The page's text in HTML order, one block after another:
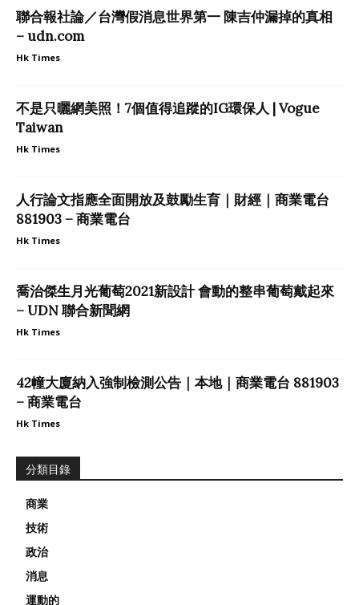
聯合報社論／台灣假消息世界第一 陳吉仲漏掉的真相
– udn.com
Hk Times
不是只曬網美照！7個值得追蹤的IG環保人 | Vogue
Taiwan
Hk Times
人行論文指應全面開放及鼓勵生育｜財經｜商業電台
881903 – 商業電台
Hk Times
喬治傑生月光葡萄2021新設計 會動的整串葡萄戴起來
– UDN 聯合新聞網
Hk Times
42幢大廈納入強制檢測公告｜本地｜商業電台 881903
– 商業電台
Hk Times
分類目錄
商業
技術
政治
消息
運動的